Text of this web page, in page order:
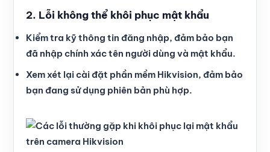
2. Lỗi không thể khôi phục mật khẩu
Kiểm tra kỹ thông tin đăng nhập, đảm bảo bạn
đã nhập chính xác tên người dùng và mật khẩu.
Xem xét lại cài đặt phần mềm Hikvision, đảm bảo
bạn đang sử dụng phiên bản phù hợp.